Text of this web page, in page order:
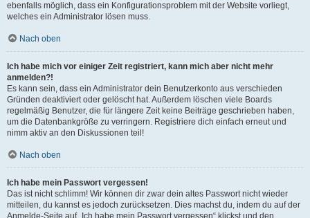
ebenfalls möglich, dass ein Konfigurationsproblem mit der Website vorliegt,
welches ein Administrator lösen muss.
Nach oben
Ich habe mich vor einiger Zeit registriert, kann mich aber nicht mehr
anmelden?!
Es kann sein, dass ein Administrator dein Benutzerkonto aus verschieden
Gründen deaktiviert oder gelöscht hat. Außerdem löschen viele Boards
regelmäßig Benutzer, die für längere Zeit keine Beiträge geschrieben haben,
um die Datenbankgröße zu verringern. Registriere dich einfach erneut und
nimm aktiv an den Diskussionen teil!
Nach oben
Ich habe mein Passwort vergessen!
Das ist nicht schlimm! Wir können dir zwar dein altes Passwort nicht wieder
mitteilen, du kannst es jedoch zurücksetzen. Dies machst du, indem du auf der
Anmelde-Seite auf „Ich habe mein Passwort vergessen“ klickst und den